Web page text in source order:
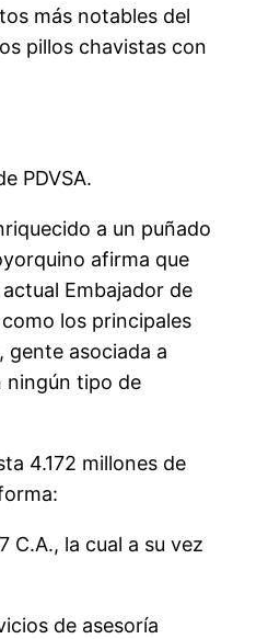
más notables del
pillos chavistas con
PDVSA.
a un puñado
afirma que
Embajador de
los principales
gente asociada a
ningún tipo de
4.172 millones de
C.A., la cual a su vez
de asesoría